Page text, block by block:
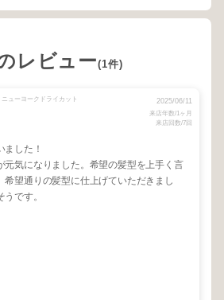
レビュー(1件)
ューヨークドライカット 2025/06/11
来店年数/1ヶ月
来店回数/7回
ました！
元気になりました。希望の髪型を上手く言
希望通りの髪型に仕上げていただきまし
です。